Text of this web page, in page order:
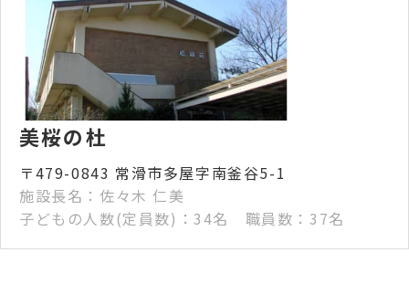
美桜の杜
〒479-0843 常滑市多屋字南釜谷5-1
施設長名：佐々木 仁美
子どもの人数(定員数)：34名 職員数：37名